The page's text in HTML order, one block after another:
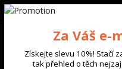
+420 702 136 620
Za Váš e-
Získejte slevu 10%! Stačí
tak přehled o těch